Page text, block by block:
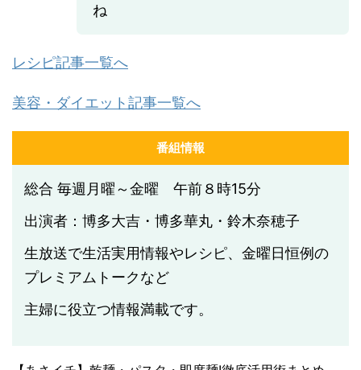
ね
レシピ記事一覧へ
美容・ダイエット記事一覧へ
番組情報
総合 毎週月曜～金曜 午前８時15分
出演者：博多大吉・博多華丸・鈴木奈穂子
生放送で生活実用情報やレシピ、金曜日恒例の
プレミアムトークなど
主婦に役立つ情報満載です。